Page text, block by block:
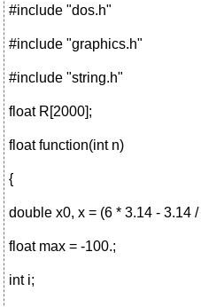
#include "dos.h"
#include "graphics.h"
#include "string.h"
float R[2000];
float function(int n)
{
double x0, x = (6 * 3.14 - 3.14 /
float max = -100.;
int i;